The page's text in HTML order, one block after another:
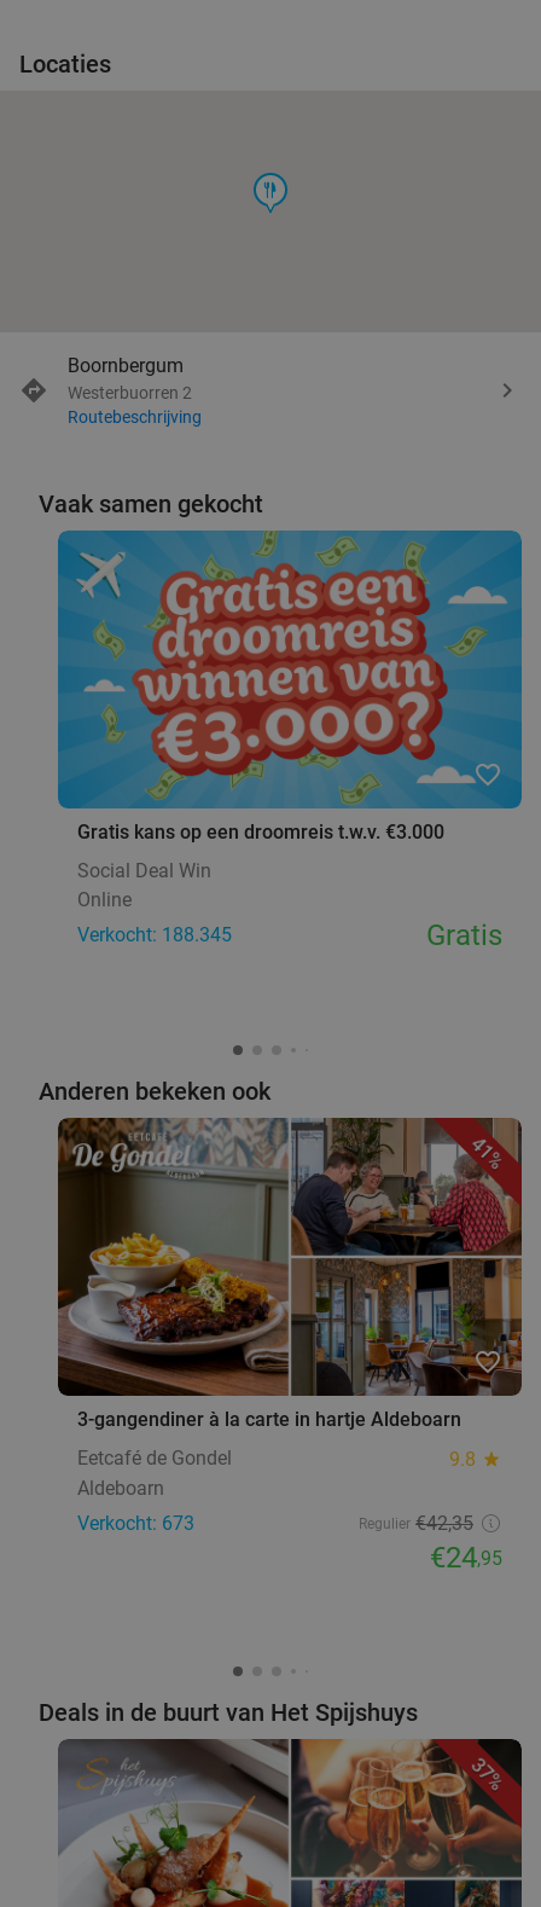
Locaties
food
Boornbergum
Westerbuorren 2
Routebeschrijving
Vaak samen gekocht
favorite_border
Gratis kans op een droomreis t.w.v. €3.000
Social Deal Win
Online
Verkocht: 188.345
Gratis
Anderen bekeken ook
41%
favorite_border
3-gangendiner à la carte in hartje Aldeboarn
Eetcafé de Gondel
9.8 star
Aldeboarn
Verkocht: 673
Regulier €42,35
€24,95
Deals in de buurt van Het Spijshuys
37%